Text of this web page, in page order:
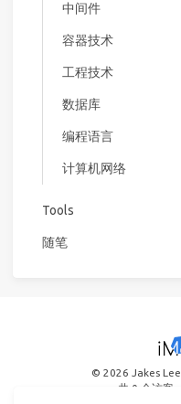
中间件
容器技术
工程技术
数据库
编程语言
计算机网络
Tools
随笔
© 2026 Jakes Lee
共 0 个访客